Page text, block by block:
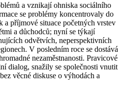
a vznikají ohniska sociálního
se problémy koncentrovaly do
a příjmové situace početných vrstev
a důchodců; nyní se týkají
odvětvích, neperspektivních
V posledním roce se dostává
nezaměstnanosti. Pravicové
dialog, snažily se společnosti vnutit
věcné diskuse o výhodách a